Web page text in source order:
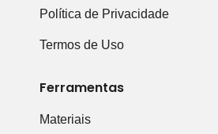
Política de Privacidade
Termos de Uso
Ferramentas
Materiais